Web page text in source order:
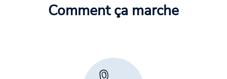
Comment ça marche